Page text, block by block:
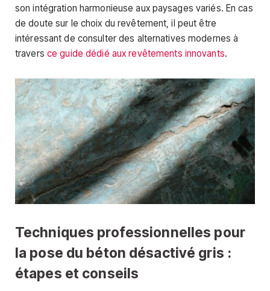
son intégration harmonieuse aux paysages variés. En cas
de doute sur le choix du revêtement, il peut être
intéressant de consulter des alternatives modernes à
travers ce guide dédié aux revêtements innovants.
Techniques professionnelles pour
la pose du béton désactivé gris :
étapes et conseils